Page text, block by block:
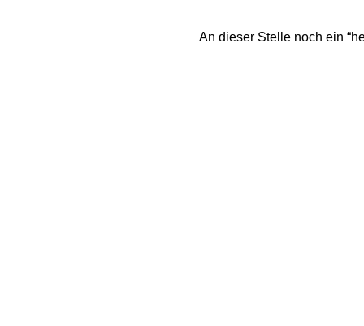
An dieser Stelle noch ein